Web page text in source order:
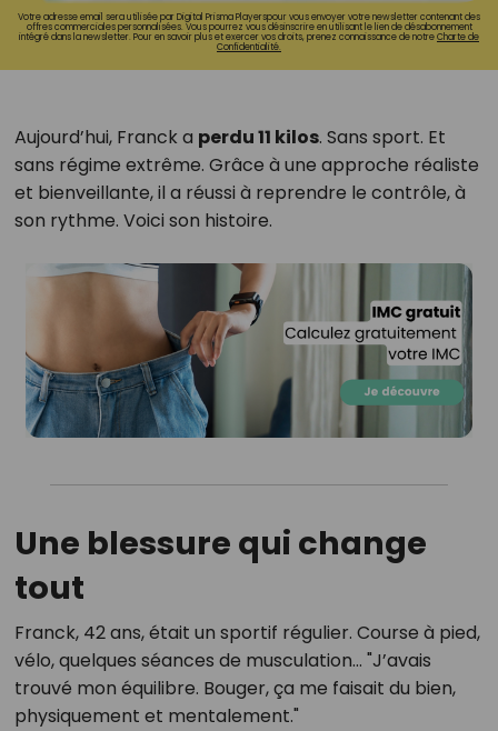
Votre adresse email sera utilisée par Digital Prisma Playerspour vous envoyer votre newsletter contenant des
offres commerciales personnalisées. Vous pourrez vous désinscrire en utilisant le lien de désabonnement
intégré dans la newsletter. Pour en savoir plus et exercer vos droits, prenez connaissance de notreCharte de
Confidentialité.
Aujourd’hui, Franck a perdu 11 kilos. Sans sport. Et
sans régime extrême. Grâce à une approche réaliste
et bienveillante, il a réussi à reprendre le contrôle, à
son rythme. Voici son histoire.
Une blessure qui change
tout
Franck, 42 ans, était un sportif régulier. Course à pied,
vélo, quelques séances de musculation… "J’avais
trouvé mon équilibre. Bouger, ça me faisait du bien,
physiquement et mentalement."